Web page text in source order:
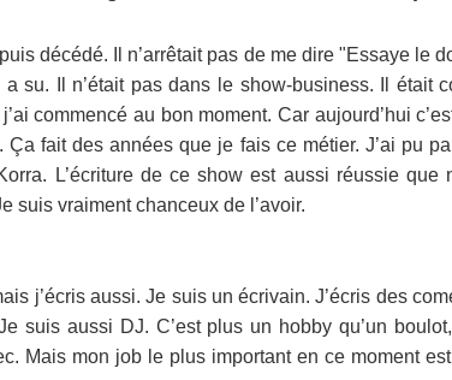
décédé. Il n’arrêtait pas de me dire "Essaye le
su. Il n’était pas dans le show-business. Il était
commencé au bon moment. Car aujourd’hui
fait des années que je fais ce métier. J’ai pu
L’écriture de ce show est aussi réussie que
suis vraiment chanceux de l’avoir.
j’écris aussi. Je suis un écrivain. J’écris des
suis aussi DJ. C’est plus un hobby qu’un
Mais mon job le plus important en ce moment est